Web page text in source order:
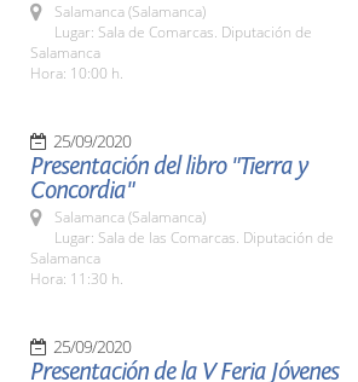
Salamanca (Salamanca)
Lugar: Sala de Comarcas. Diputación de
Salamanca
Hora: 10:00 h.
25/09/2020
Presentación del libro "Tierra y
Concordia"
Salamanca (Salamanca)
Lugar: Sala de las Comarcas. Diputación de
Salamanca
Hora: 11:30 h.
25/09/2020
Presentación de la V Feria Jóvenes